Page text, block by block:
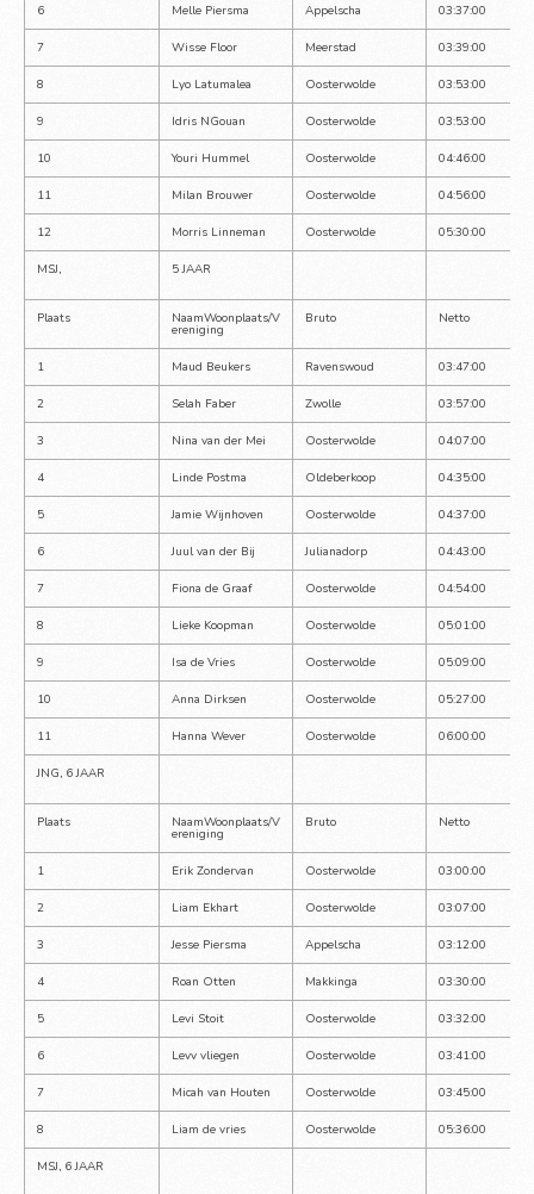
6 Melle Piersma Appelscha 03:37:00
7 Wisse Floor Meerstad 03:39:00
8 Lyo Latumalea Oosterwolde 03:53:00
9 Idris NGouan Oosterwolde 03:53:00
10 Youri Hummel Oosterwolde 04:46:00
11 Milan Brouwer Oosterwolde 04:56:00
12 Morris Linneman Oosterwolde 05:30:00
MSJ, 5 JAAR
Plaats NaamWoonplaats/V
ereniging
Bruto Netto
1 Maud Beukers Ravenswoud 03:47:00
2 Selah Faber Zwolle 03:57:00
3 Nina van der Mei Oosterwolde 04:07:00
4 Linde Postma Oldeberkoop 04:35:00
5 Jamie Wijnhoven Oosterwolde 04:37:00
6 Juul van der Bij Julianadorp 04:43:00
7 Fiona de Graaf Oosterwolde 04:54:00
8 Lieke Koopman Oosterwolde 05:01:00
9 Isa de Vries Oosterwolde 05:09:00
10 Anna Dirksen Oosterwolde 05:27:00
11 Hanna Wever Oosterwolde 06:00:00
JNG, 6 JAAR
Plaats NaamWoonplaats/V
ereniging
Bruto Netto
1 Erik Zondervan Oosterwolde 03:00:00
2 Liam Ekhart Oosterwolde 03:07:00
3 Jesse Piersma Appelscha 03:12:00
4 Roan Otten Makkinga 03:30:00
5 Levi Stoit Oosterwolde 03:32:00
6 Levv vliegen Oosterwolde 03:41:00
7 Micah van Houten Oosterwolde 03:45:00
8 Liam de vries Oosterwolde 05:36:00
MSJ, 6 JAAR